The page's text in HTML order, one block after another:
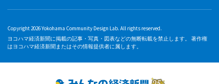
Copyright 2026 Yokohama Community Design Lab. All rights reserved.
ヨコハマ経済新聞に掲載の記事・写真・図表などの無断転載を禁止します。 著作権
はヨコハマ経済新聞またはその情報提供者に属します。